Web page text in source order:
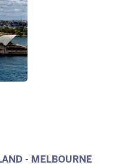
- MELBOURNE